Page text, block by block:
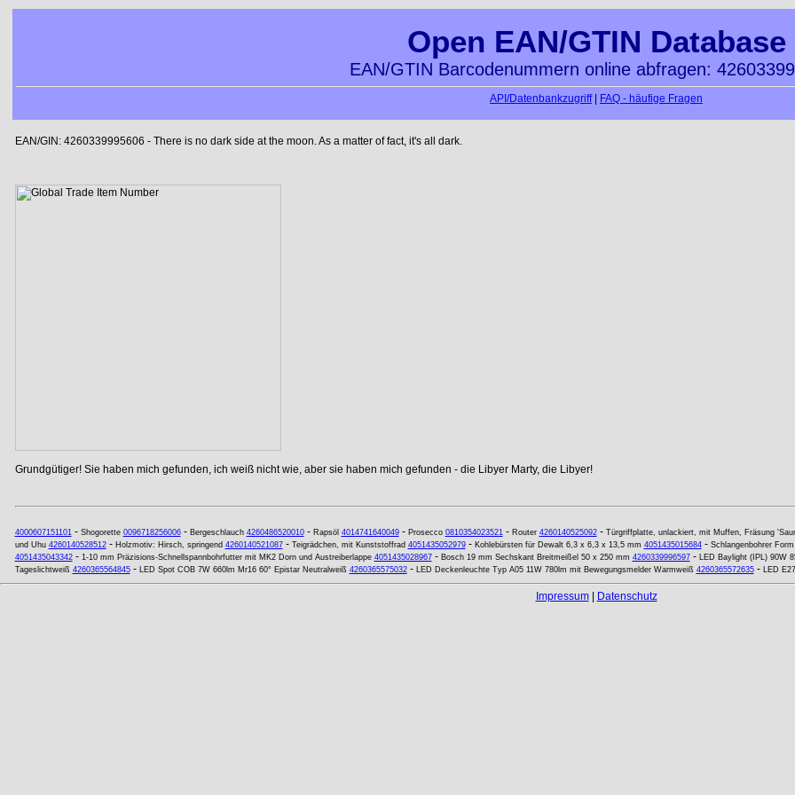
Open EAN/GTIN Database
EAN/GTIN Barcodenummern online abfragen:
API/Datenbankzugriff| FAQ - häufige Fragen
EAN/GIN: 4260339995606 - There is no dark side at the moon. As a matter of fact, it's all dark.
Grundgütiger! Sie haben mich gefunden, ich weiß nicht wie, aber sie haben mich gefunden - die Libyer Marty, die Libyer!
4000607151101- Shogorette 0096718256006- Bergeschlauch 4260486520010- Rapsöl 4014741640049- Prosecco 0810354023521- Router 4260140525092- Türgriffplatte, unlackiert, mit Muffen, Fräsung
und Uhu 4260140528512- Holzmotiv: Hirsch, springend 4260140521087- Teigrädchen, mit Kunststoffrad 4051435052979- Kohlebürsten für Dewalt 6,3 x 6,3 x 13,5 mm 4051435015684- Schlangenbohrer
4051435043342- 1-10 mm Präzisions-Schnellspannbohrfutter mit MK2 Dorn und Austreiberlappe 4051435028967- Bosch 19 mm Sechskant Breitmeißel 50 x 250 mm 4260339996597- LED Baylight (IPL) 90W
Tageslichtweiß 4260365564845- LED Spot COB 7W 660lm Mr16 60° Epistar Neutralweiß 4260365575032- LED Deckenleuchte Typ A05 11W 780lm mit Bewegungsmelder Warmweiß 4260365572635- LED
Impressum| Datenschutz